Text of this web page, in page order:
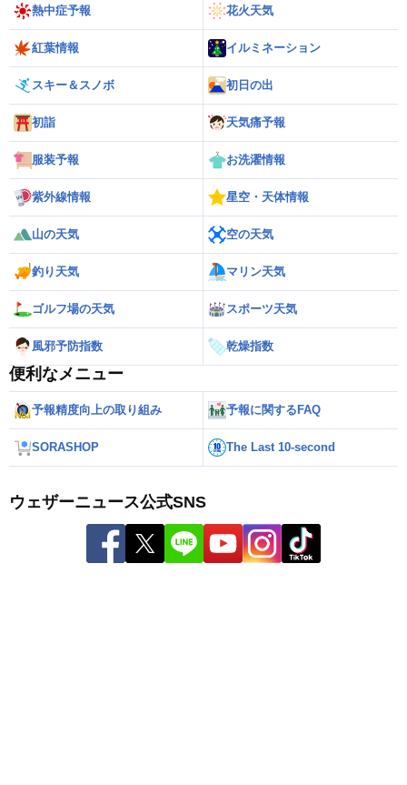
熱中症予報 花火天気
紅葉情報 イルミネーション
スキー＆スノボ 初日の出
初詣 天気痛予報
服装予報 お洗濯情報
紫外線情報 星空・天体情報
山の天気 空の天気
釣り天気 マリン天気
ゴルフ場の天気 スポーツ天気
風邪予防指数 乾燥指数
便利なメニュー
予報精度向上の取り組み 予報に関するFAQ
SORASHOP The Last 10-second
ウェザーニュース公式SNS